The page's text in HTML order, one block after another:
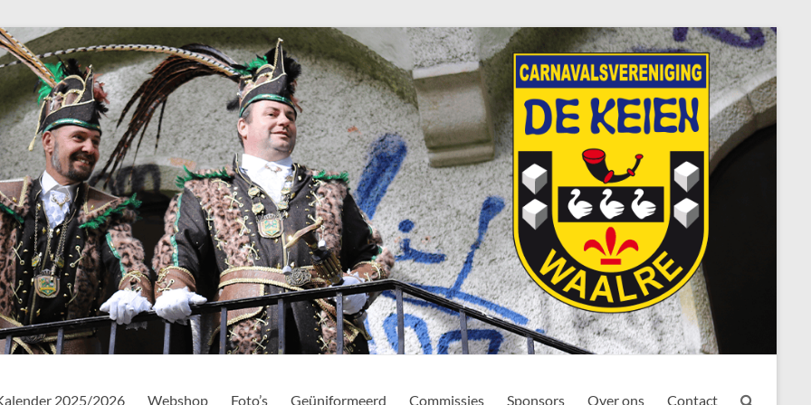
2025/2026 Webshop Foto’s Geüniformeerd Commissies Sponsors Over ons Contact